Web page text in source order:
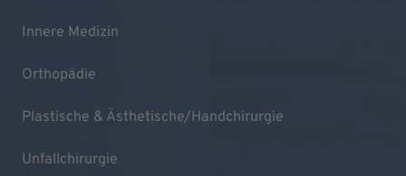
Innere Medizin
Orthopädie
Plastische & Ästhetische/Handchirurgie
Unfallchirurgie